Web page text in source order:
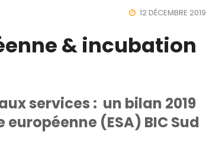
12 DÉCEMBRE 2019
& incubation
services : un bilan 2019
(ESA) BIC Sud